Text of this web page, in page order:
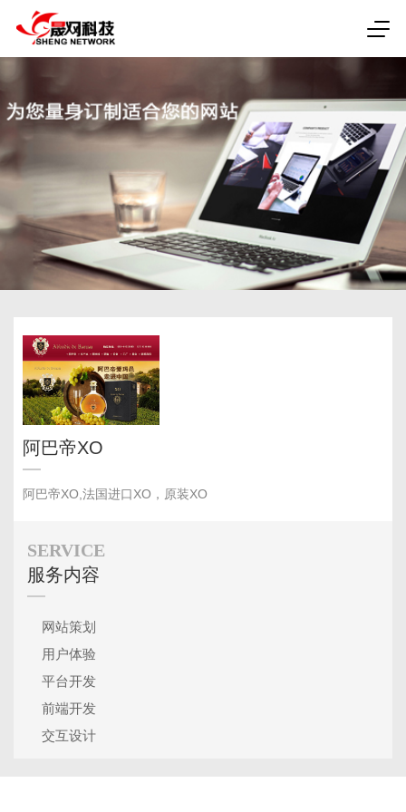
阿巴帝XO
阿巴帝XO,法国进口XO，原装XO
SERVICE
服务内容
网站策划
用户体验
平台开发
前端开发
交互设计